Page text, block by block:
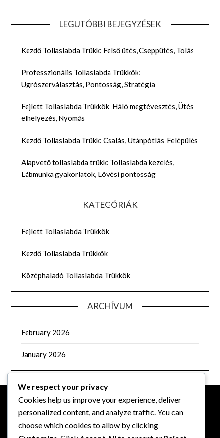
LEGUTÓBBI BEJEGYZÉSEK
Kezdő Tollaslabda Trükk: Felső ütés, Cseppütés, Tolás
Professzionális Tollaslabda Trükkök:
Ugrószerválasztás, Pontosság, Stratégia
Fejlett Tollaslabda Trükkök: Háló megtévesztés, Ütés
elhelyezés, Nyomás
Kezdő Tollaslabda Trükk: Csalás, Utánpótlás, Felépülés
Alapvető tollaslabda trükk: Tollaslabda kezelés,
Lábmunka gyakorlatok, Lövési pontosság
KATEGÓRIÁK
Fejlett Tollaslabda Trükkök
Kezdő Tollaslabda Trükkök
Középhaladó Tollaslabda Trükkök
ARCHÍVUM
February 2026
January 2026
JOGI INFORMÁCIÓK
We respect your privacy
Cookies help us improve your experience, deliver
personalized content, and analyze traffic. You can
choose which cookies to allow by clicking